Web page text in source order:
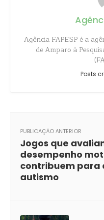
Agência FAPESP é a
de Amparo à
Posts
PUBLICAÇÃO ANTERIOR
Jogos que
desempenho
contribuem para
autismo